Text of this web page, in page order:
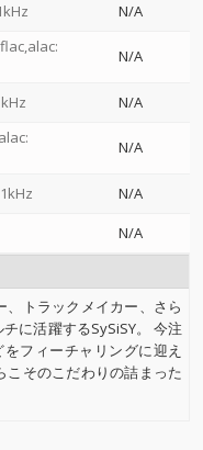
N/A
N/A
N/A
N/A
N/A
N/A
トラックメイカー、さら
に活躍するSySiSY。 今注
フィーチャリングに迎え
こそのこだわりの詰まった